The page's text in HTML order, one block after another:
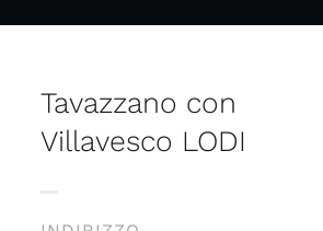
Tavazzano con
Villavesco LODI